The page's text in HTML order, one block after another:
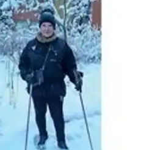
vuoristorata. Ihania onnen hetkiä ja
on matkan varrella pulpunnut runoja
tähän. Ne ovat sydämeni syviä
ja toisaalta laastareista. Haluan
etteivät laivamme uppoa vaikka
onni on kirkas valo, joka loistaa